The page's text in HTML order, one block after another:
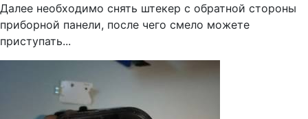
Далее необходимо снять штекер с обратной стороны
приборной панели, после чего смело можете
приступать...